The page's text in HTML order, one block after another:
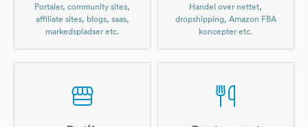
Portaler, community sites,
affiliate sites, blogs, saas,
markedspladser etc.
Handel over nettet,
dropshipping, Amazon FBA
koncepter etc.